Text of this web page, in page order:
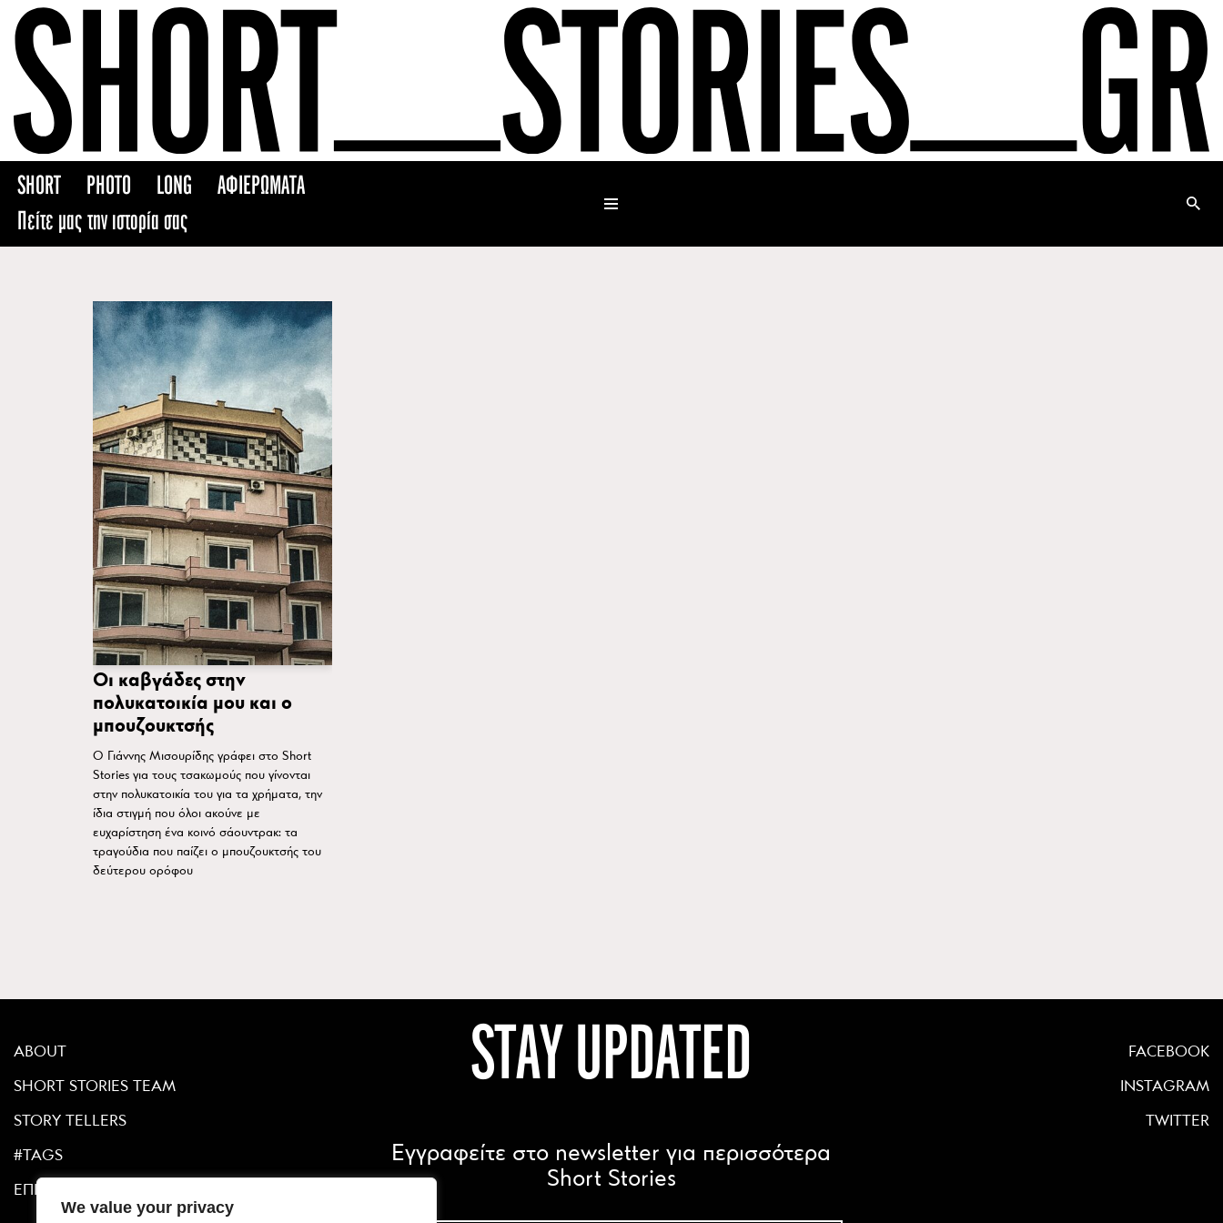
We value your privacy
Skip
to
content
SHORT PHOTO LONG
ΑΦΙΕΡΩΜΑΤΑ
Πείτε μας την ιστορία σας
Οι καβγάδες στην
πολυκατοικία μου και ο
μπουζουκτσής
Ο Γιάννης Μισουρίδης γράφει στο Short
Stories για τους τσακωμούς που γίνονται
στην πολυκατοικία του για τα χρήματα, την
ίδια στιγμή που όλοι ακούνε με
ευχαρίστηση ένα κοινό σάουντρακ: τα
τραγούδια που παίζει ο μπουζουκτσής του
δεύτερου ορόφου
ABOUT
SHORT STORIES TEAM
STORY TELLERS
#TAGS
ΕΠΙΚΟΙΝΩΝΙΑ
STAY UPDATED
Εγγραφείτε στο newsletter για περισσότερα
Short Stories
FACEBOOK
INSTAGRAM
TWITTER